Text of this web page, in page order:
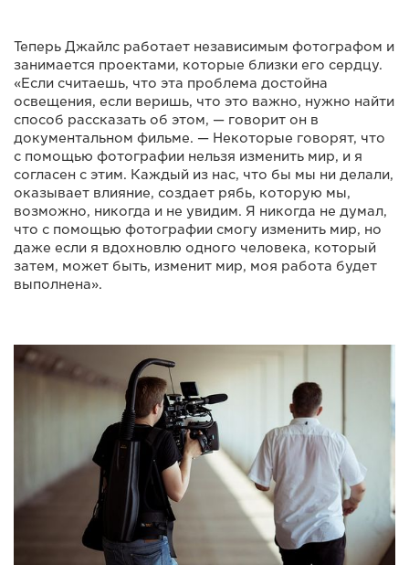
Теперь Джайлс работает независимым фотографом и
занимается проектами, которые близки его сердцу.
«Если считаешь, что эта проблема достойна
освещения, если веришь, что это важно, нужно найти
способ рассказать об этом, — говорит он в
документальном фильме. — Некоторые говорят, что
с помощью фотографии нельзя изменить мир, и я
согласен с этим. Каждый из нас, что бы мы ни делали,
оказывает влияние, создает рябь, которую мы,
возможно, никогда и не увидим. Я никогда не думал,
что с помощью фотографии смогу изменить мир, но
даже если я вдохновлю одного человека, который
затем, может быть, изменит мир, моя работа будет
выполнена».